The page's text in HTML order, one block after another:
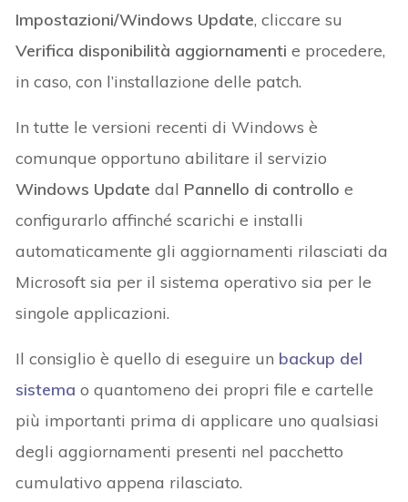
Impostazioni/Windows Update, cliccare su
Verifica disponibilità aggiornamenti e procedere,
in caso, con l’installazione delle patch.
In tutte le versioni recenti di Windows è
comunque opportuno abilitare il servizio
Windows Update dal Pannello di controllo e
configurarlo affinché scarichi e installi
automaticamente gli aggiornamenti rilasciati da
Microsoft sia per il sistema operativo sia per le
singole applicazioni.
Il consiglio è quello di eseguire un backup del
sistema o quantomeno dei propri file e cartelle
più importanti prima di applicare uno qualsiasi
degli aggiornamenti presenti nel pacchetto
cumulativo appena rilasciato.